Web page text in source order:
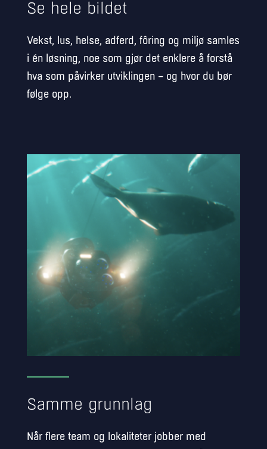
Se hele bildet
Vekst, lus, helse, adferd, fôring og miljø samles
i én løsning, noe som gjør det enklere å forstå
hva som påvirker utviklingen – og hvor du bør
følge opp.
Samme grunnlag
Når flere team og lokaliteter jobber med